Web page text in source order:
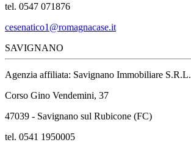
tel. 0547 071876
cesenatico1@romagnacase.it
SAVIGNANO
Agenzia affiliata: Savignano Immobiliare S.R.L.
Corso Gino Vendemini, 37
47039 - Savignano sul Rubicone (FC)
tel. 0541 1950005